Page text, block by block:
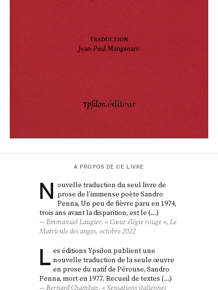
À PROPOS DE CE LIVRE
N ouvelle traduction du seul livre de
prose de l’immense poète Sandro
Penna, Un peu de fièvre paru en 1974,
trois ans avant la disparition, est le (…)
Emmanuel Laugier, « Cœur élégie rouge »,Le
Matricule des anges, octobre 2022
L es éditions Ypsilon publient une
nouvelle traduction de la seule œuvre
en prose du natif de Pérouse, Sandro
Penna, mort en 1977. Recueil de textes (…)
Bernard Chambaz, « Sensations italiennes